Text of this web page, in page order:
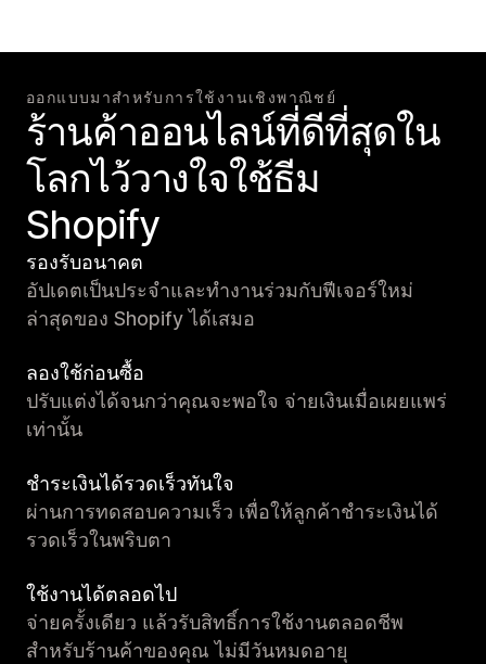
ออกแบบมาสำหรับการใช้งานเชิงพาณิชย์
ร้านค้าออนไลน์ที่ดีที่สุดใน
โลกไว้วางใจใช้ธีม
Shopify
รองรับอนาคต
อัปเดตเป็นประจำและทำงานร่วมกับฟีเจอร์ใหม่
ล่าสุดของ Shopify ได้เสมอ
ลองใช้ก่อนซื้อ
ปรับแต่งได้จนกว่าคุณจะพอใจ จ่ายเงินเมื่อเผยแพร่
เท่านั้น
ชำระเงินได้รวดเร็วทันใจ
ผ่านการทดสอบความเร็ว เพื่อให้ลูกค้าชำระเงินได้
รวดเร็วในพริบตา
ใช้งานได้ตลอดไป
จ่ายครั้งเดียว แล้วรับสิทธิ์การใช้งานตลอดชีพ
สำหรับร้านค้าของคุณ ไม่มีวันหมดอายุ